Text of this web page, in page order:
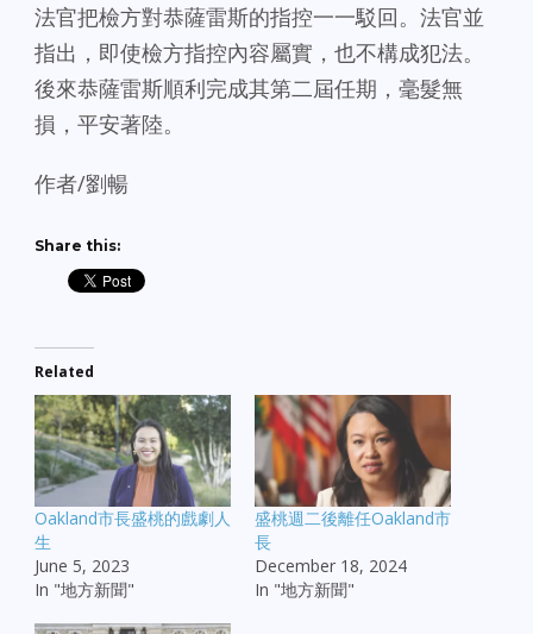
法官把檢方對恭薩雷斯的指控一一駁回。法官並
指出，即使檢方指控內容屬實，也不構成犯法。
後來恭薩雷斯順利完成其第二屆任期，毫髮無
損，平安著陸。
作者/劉暢
Share this:
Related
Oakland市長盛桃的戲劇人
生
June 5, 2023
In "地方新聞"
盛桃週二後離任Oakland市
長
December 18, 2024
In "地方新聞"